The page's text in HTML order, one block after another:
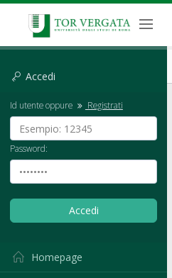
Accedi
Id utente oppure Registrati
Password:
Homepage